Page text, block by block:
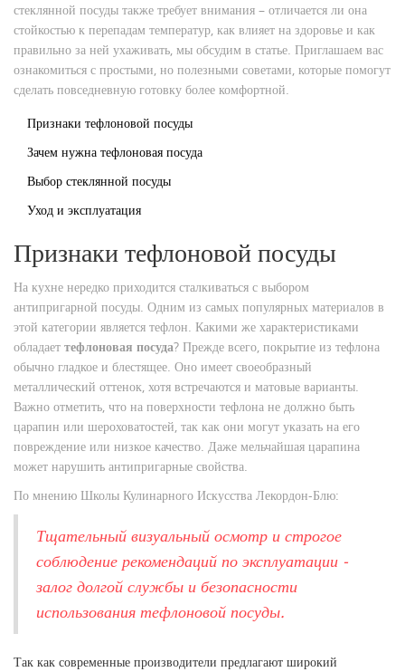
стеклянной посуды также требует внимания – отличается ли она
стойкостью к перепадам температур, как влияет на здоровье и как
правильно за ней ухаживать, мы обсудим в статье. Приглашаем вас
ознакомиться с простыми, но полезными советами, которые помогут
сделать повседневную готовку более комфортной.
Признаки тефлоновой посуды
Зачем нужна тефлоновая посуда
Выбор стеклянной посуды
Уход и эксплуатация
Признаки тефлоновой посуды
На кухне нередко приходится сталкиваться с выбором
антипригарной посуды. Одним из самых популярных материалов в
этой категории является тефлон. Какими же характеристиками
обладает тефлоновая посуда? Прежде всего, покрытие из тефлона
обычно гладкое и блестящее. Оно имеет своеобразный
металлический оттенок, хотя встречаются и матовые варианты.
Важно отметить, что на поверхности тефлона не должно быть
царапин или шероховатостей, так как они могут указать на его
повреждение или низкое качество. Даже мельчайшая царапина
может нарушить антипригарные свойства.
По мнению Школы Кулинарного Искусства Лекордон-Блю:
Тщательный визуальный осмотр и строгое
соблюдение рекомендаций по эксплуатации -
залог долгой службы и безопасности
использования тефлоновой посуды.
Так как современные производители предлагают широкий